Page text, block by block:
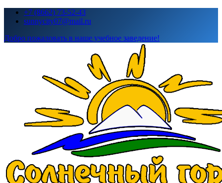
Перейти+7 (8662) 73-52-43
sunnycity07@mail.ru
Добро пожаловать в наше учебное заведение!